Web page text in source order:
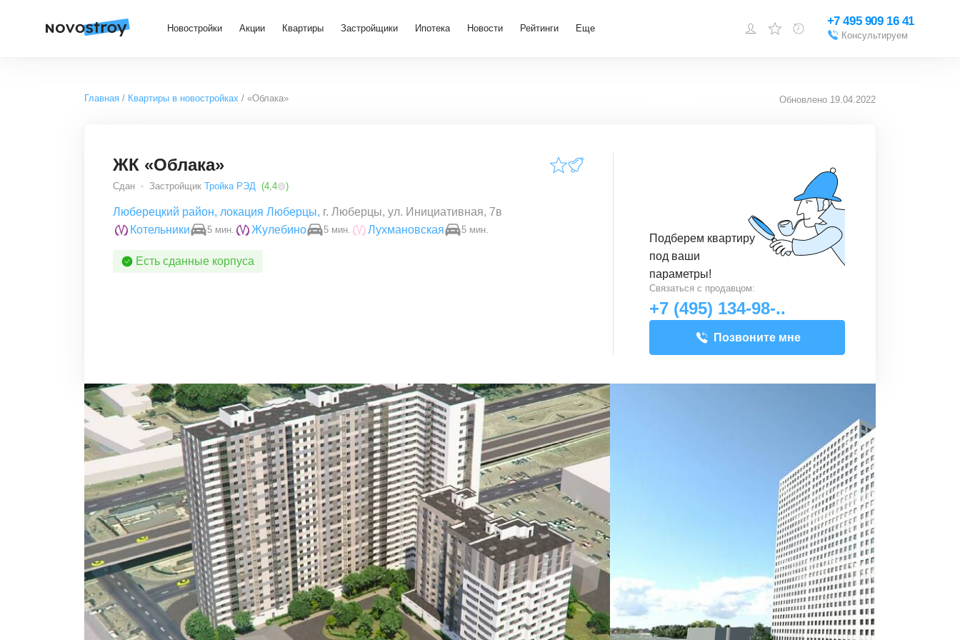
Новостройки Акции Квартиры Застройщики Ипотека Новости Рейтинги Еще
Добавить объект
+7 495 909 16 41
Консультируем
Главная Квартиры в новостройках «Облака» Обновлено 19.04.2022
ЖК «Облака»
Сдан Застройщик Тройка РЭД (4,4 )
Люберецкий район, локация Люберцы, г. Люберцы, ул. Инициативная, 7в
Котельники
5 мин. Жулебино 5 мин. Лухмановская 5 мин.
Есть сданные корпуса
Подберем квартиру
под ваши
параметры!
Связаться с продавцом:
+7 (495) 134-98-..
Позвоните мне